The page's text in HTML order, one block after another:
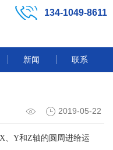
134-1049-8611
新闻 联系
2019-05-22
、Y和Z轴的圆周进给运